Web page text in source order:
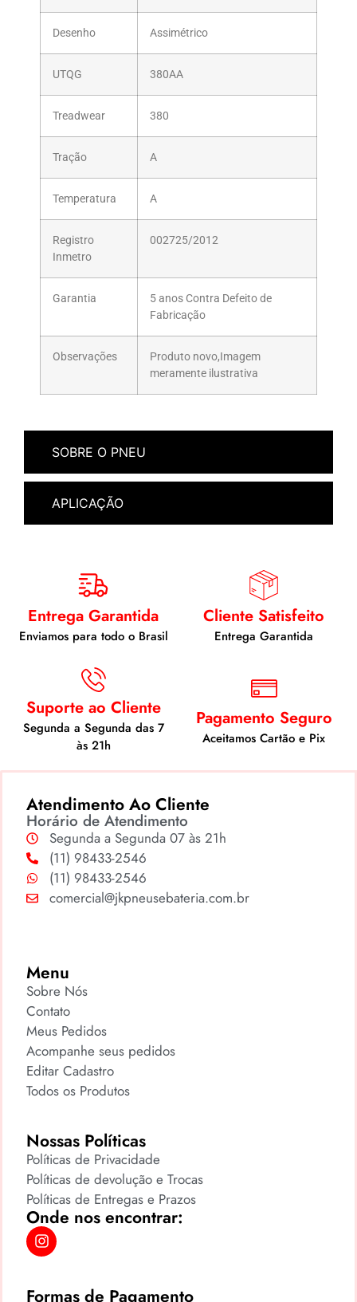
SOBRE O PNEU
APLICAÇÃO
Desenho Assimétrico
UTQG 380AA
Treadwear 380
Tração A
Temperatura A
Registro
Inmetro
002725/2012
Garantia
5 anos Contra Defeito de
Fabricação
Observações
Produto novo,Imagem
meramente ilustrativa
Entrega Garantida
Enviamos para todo o Brasil
Cliente Satisfeito
Entrega Garantida
Suporte ao Cliente
Segunda a Segunda das 7
às 21h
Pagamento Seguro
Aceitamos Cartão e Pix
Atendimento Ao Cliente
Horário de Atendimento
Segunda a Segunda 07 às 21h
(11) 98433-2546
(11) 98433-2546
comercial@jkpneusebateria.com.br
Menu
Sobre Nós
Contato
Meus Pedidos
Acompanhe seus pedidos
Editar Cadastro
Todos os Produtos
Nossas Políticas
Políticas de Privacidade
Políticas de devolução e Trocas
Políticas de Entregas e Prazos
Onde nos encontrar:
Formas de Pagamento